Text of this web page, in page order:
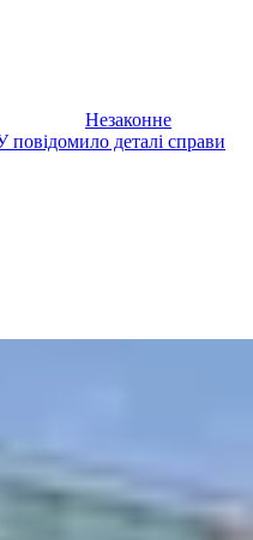
Незаконне
деталі справи